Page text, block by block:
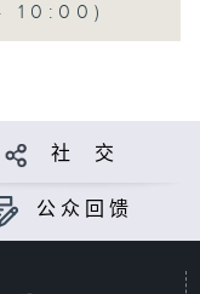
10:00)
社 交
公众回馈